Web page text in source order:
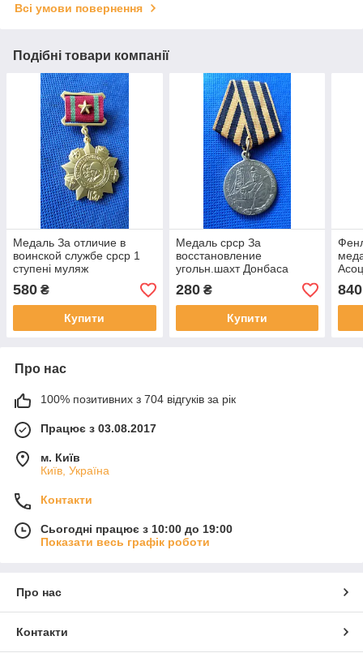
Всі умови повернення
Подібні товари компанії
Медаль За отличие в
воинской службе срср 1
ступені муляж
580 ₴
Купити
Медаль срср За
восстановление
угольн.шахт Донбаса
муляж
280₴
Купити
з
840
Про нас
100% позитивних з 704 відгуків за рік
Працює з 03.08.2017
м. Київ
Київ, Україна
Контакти
Сьогодні працює з 10:00 до 19:00
Показати весь графік роботи
Про нас
Контакти